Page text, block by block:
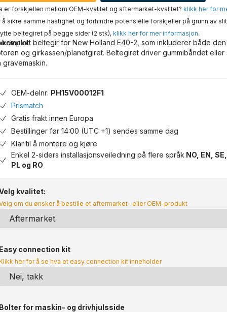
er forskjellen mellom OEM-kvalitet og aftermarket-kvalitet? klikk her for
å sikre samme hastighet og forhindre potensielle forskjeller på grunn av
beltegiret på begge sider (2 stk),klikk her for mer informasjon.
komplett beltegir for New Holland E40-2, som inkluderer både
og girkassen/planetgiret. Beltegiret driver gummibåndet eller
gravemaskin.
OEM-delnr: PH15V00012F1
Prismatch
Gratis frakt innen Europa
Bestillinger før 14:00 (UTC +1) sendes samme dag
Klar til å montere og kjøre
Enkel 2-siders installasjonsveiledning på flere språk NO, EN,
PL og RO
kvalitet:
om du ønsker å bestille et aftermarket- eller OEM-produkt
Easy connection kit
her for å se hva et easy connection kit inneholder
Bolter for maskin- og drivhjulsside